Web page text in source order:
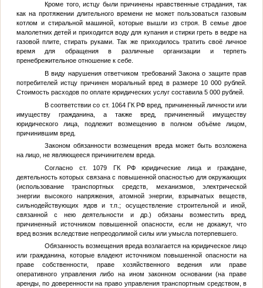
Кроме того, истцу были причинены нравственные страдания, так
как на протяжении длительного времени не может пользоваться газовым
котлом и стиральной машиной, которые вышли из строя. В семье двое
малолетних детей и приходится воду для купания и стирки греть в ведре на
газовой плите, стирать руками. Так же приходилось тратить своё личное
время для обращения в различные организации и терпеть
пренебрежительное отношение к себе.
В виду нарушения ответчиком требований Закона о защите прав
потребителей истцу причинен моральный вред в размере 10 000 рублей.
Стоимость расходов по оплате юридических услуг составила 5 000 рублей.
В соответствии со ст. 1064 ГК РФ вред, причиненный личности или
имуществу гражданина, а также вред, причиненный имуществу
юридического лица, подлежит возмещению в полном объёме лицом,
причинившим вред.
Законом обязанности возмещения вреда может быть возложена
на лицо, не являющееся причинителем вреда.
Согласно ст. 1079 ГК РФ юридические лица и граждане,
деятельность которых связана с повышенной опасностью для окружающих
(использование транспортных средств, механизмов, электрической
энергии высокого напряжения, атомной энергии, взрывчатых веществ,
сильнодействующих ядов и т.п.; осуществление строительной и иной,
связанной с нею деятельности и др.) обязаны возместить вред,
причиненный источником повышенной опасности, если не докажут, что
вред возник вследствие непреодолимой силы или умысла потерпевшего.
Обязанность возмещения вреда возлагается на юридическое лицо
или гражданина, которые владеют источником повышенной опасности на
праве собственности, праве хозяйственного ведения или праве
оперативного управления либо на ином законном основании (на праве
аренды, по доверенности на право управления транспортным средством, в